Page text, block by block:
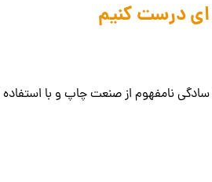
درست کنیم
نامفهوم از صنعت چاپ و با